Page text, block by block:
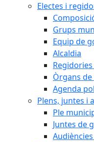
Electes i
Grups
Equip de
Alcaldia
Òrgans
Agenda
Plens, juntes i
Ple
Juntes de